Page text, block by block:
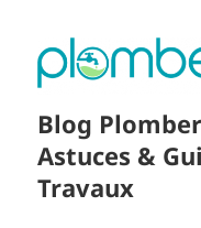
Blog
Astuces &
Travaux